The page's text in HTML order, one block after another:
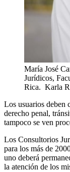
María José
Jurídicos,
Rica. Karla
Los usuarios deben
derecho penal,
tampoco se ven
Los Consultorios
para los más de
uno deberá
la atención de los